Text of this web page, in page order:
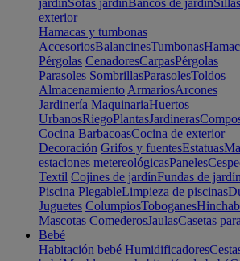
jardínSofás jardínBancos de jardín
exterior
Hamacas y tumbonas
AccesoriosBalancinesTumbonas
Pérgolas CenadoresCarpasPérgolas
Parasoles SombrillasParasolesToldos
Almacenamiento ArmariosArcones
Jardinería MaquinariaHuertos
UrbanosRiegoPlantasJardineras
Cocina BarbacoasCocina de exterior
Decoración Grifos y fuentesEstatuas
estaciones metereológicasPaneles
Textil Cojines de jardínFundas de jardín
Piscina PlegableLimpieza de piscinas
Juguetes ColumpiosToboganes
Mascotas ComederosJaulasCasetas
Bebé
Habitación bebé Humidificadores